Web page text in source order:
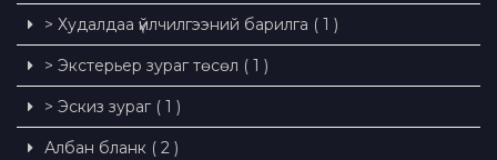
> Худалдаа үйлчилгээний барилга ( 1 )
> Экстерьер зураг төсөл ( 1 )
> Эскиз зураг ( 1 )
Албан бланк ( 2 )